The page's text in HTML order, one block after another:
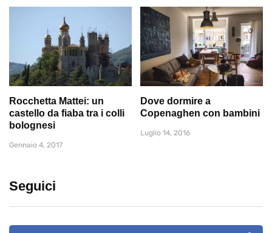
Rocchetta Mattei: un
castello da fiaba tra i colli
bolognesi
Gennaio 4, 2017
Dove dormire a
Copenaghen con bambini
Luglio 14, 2016
Seguici